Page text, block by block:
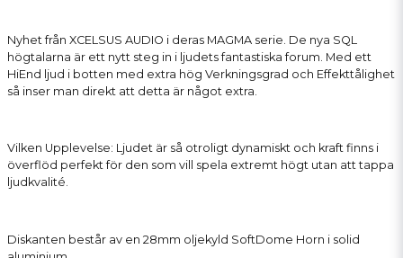
Nyhet från XCELSUS AUDIO i deras MAGMA serie. De nya SQL
högtalarna är ett nytt steg in i ljudets fantastiska forum. Med ett
HiEnd ljud i botten med extra hög Verkningsgrad och Effekttålighet
så inser man direkt att detta är något extra.
Vilken Upplevelse: Ljudet är så otroligt dynamiskt och kraft finns i
överflöd perfekt för den som vill spela extremt högt utan att tappa
ljudkvalité.
Diskanten består av en 28mm oljekyld SoftDome Horn i solid